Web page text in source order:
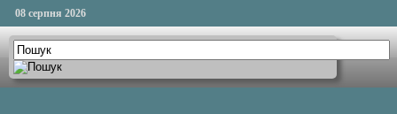
08 серпня 2026